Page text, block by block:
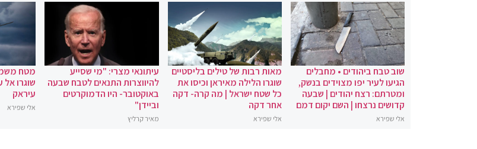
שוב טבח ביהודים • מחבלים
הגיעו לעיר יפו מצוידים בנשק,
ומטרתם: רצח יהודים | שבעה
קדושים נרצחו | השם יקום דמם
אלי שפירא
מאות רבות של טילים בליסטיים
שוגרו הלילה מאיראן וכיסו את
כל שטח ישראל | מה קרה- דקה
אחר דקה
אלי שפירא
עיתונאי מצרי: "מי שסייע
להיווצרות התנאים לטבח שבעה
באוקטובר- היו הדמוקרטים
וביידן"
מאיר קרליץ
מטח
שוגרו אל
עיראק
אלי שפירא